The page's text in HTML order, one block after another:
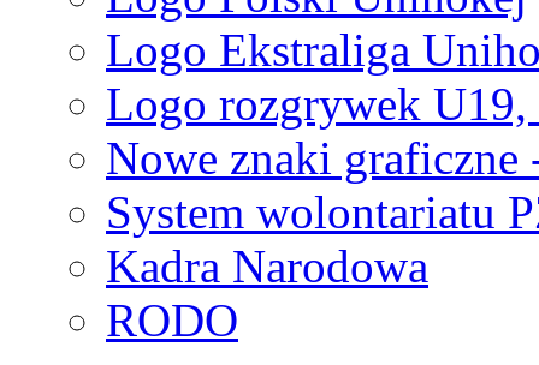
Logo Ekstraliga
Logo rozgrywek
Nowe znaki graficzne
System wolontariatu
Kadra Narodowa
RODO